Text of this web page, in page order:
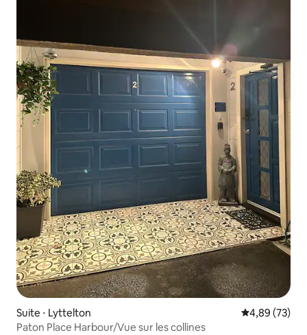
Suite ⋅ Lyttelton Évaluation
4,89 (73)
Paton Place Harbour/Vue sur les collines